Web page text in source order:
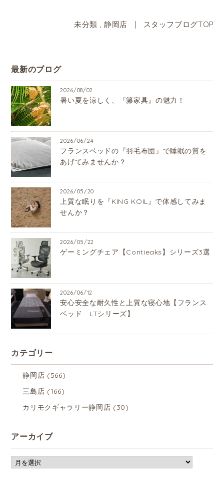
未分類 静岡店 | スタッフブログTOP
最新のブログ
2026/08/02
暑い夏を涼しく、『籐家具』の魅力！
2026/06/24
フランスベッドの『羽毛布団』で睡眠の質を
あげてみませんか？
2026/05/20
上質な眠りを『KING KOIL』で体感してみま
せんか？
2026/05/22
ゲーミングチェア【Contieaks】シリーズ3選
2026/06/12
安心安全な耐久性と上質な寝心地【フランス
ベッド LTシリーズ】
カテゴリー
静岡店 (566)
三島店 (166)
カリモクギャラリー静岡店 (30)
アーカイブ